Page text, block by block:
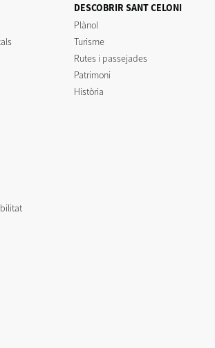
DESCOBRIR SANT CELONI
Plànol
Turisme
Rutes i passejades
Patrimoni
Història